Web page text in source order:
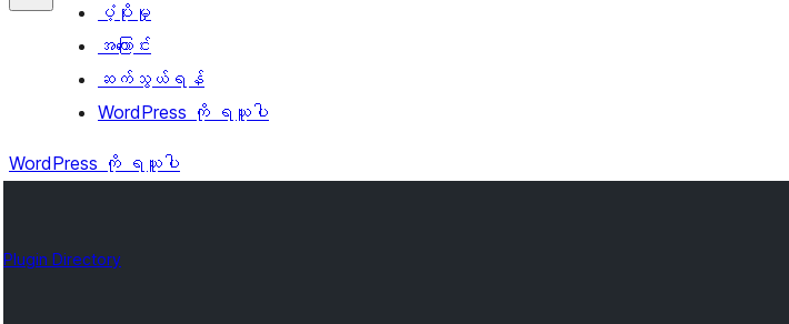
ပံ့ပိုးမှု
အကြောင်း
ဆက်သွယ်ရန်
WordPress ကို ရယူပါ
WordPress ကို ရယူပါ
Plugin Directory